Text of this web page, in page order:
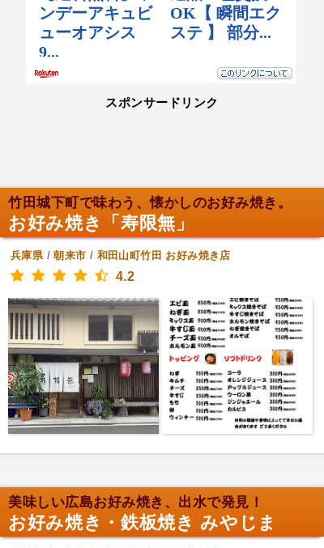
スポンサードリンク
竹田城下町で味わう、懐かしのお好み焼き。
お好み焼き「寿限無」
兵庫県/朝来市 / 和田山町竹田 お好み焼き店
4.2
美味しい広島お好み焼き、出水で発見！
お好み焼き・鉄板焼き みやじま